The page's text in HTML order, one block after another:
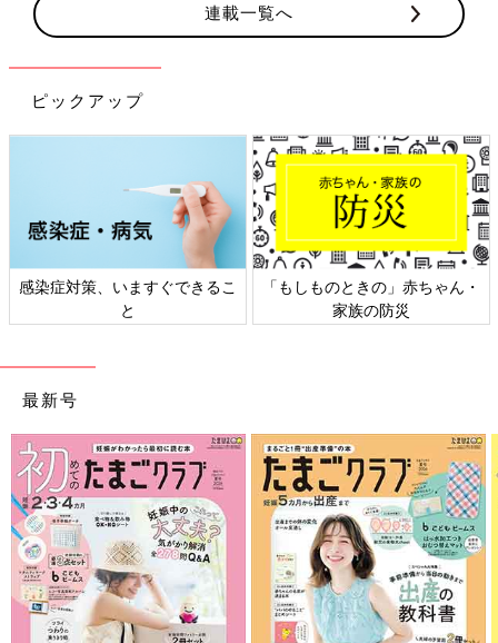
出典：Instagramアカウント「milkmemo.25」
halukun25さんは、ゆったりと履かせられるデニム柄が欲しく
て、デニム柄のサマナルパンツを購入したそう。本物のデニムの
ゴワゴワした履き心地が苦手な子でも、このアイテムなら気に入
GUサマナルパンツはゆったりしたデザインが可愛
い！
連載一覧へ
ピックアップ
感染症対策、いますぐできるこ
と
「もしものときの」赤ちゃん・
家族の防災
最新号